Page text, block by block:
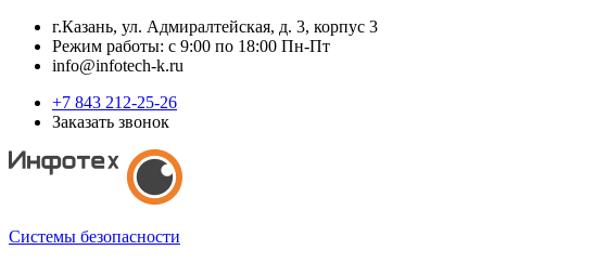
г.Казань, ул. Адмиралтейская, д. 3, корпус 3
Режим работы: с 9:00 по 18:00 Пн-Пт
info@infotech-k.ru
+7 843 212-25-26
Заказать звонок
Системы безопасности